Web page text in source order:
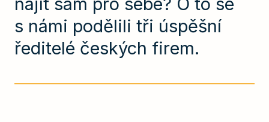
s námi podělili tři úspěšní
ředitelé českých firem.